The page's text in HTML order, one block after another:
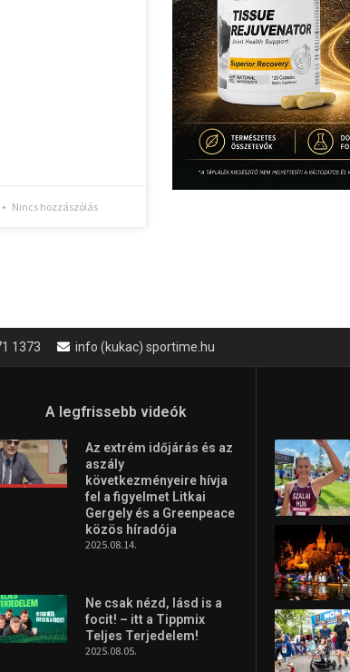
Nincs hozzászólás
1373 info (kukac) sportime.hu
A legfrissebb videók
Az extrém időjárás és az
aszály
következményeire hívja
fel a figyelmet Litkai
Gergely és a Greenpeace
közös híradója
2025.08.14.
Ne csak nézd, lásd is a
focit! – itt a Tippmix
Teljes Terjedelem!
2025.08.05.